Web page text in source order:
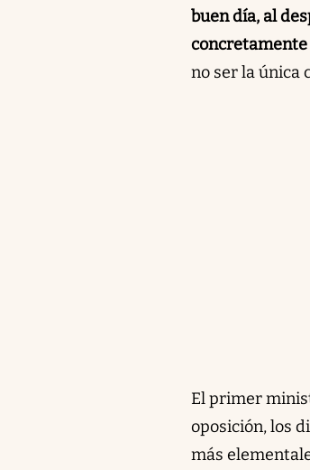
buen día, al
concretamente
no ser la única
El primer
oposición, los
más